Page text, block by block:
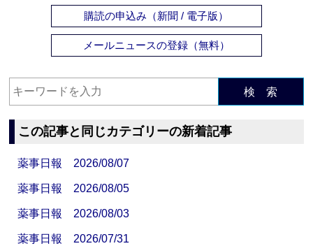
購読の申込み（新聞 / 電子版）
メールニュースの登録（無料）
検 索
この記事と同じカテゴリーの新着記事
薬事日報 2026/08/07
薬事日報 2026/08/05
薬事日報 2026/08/03
薬事日報 2026/07/31